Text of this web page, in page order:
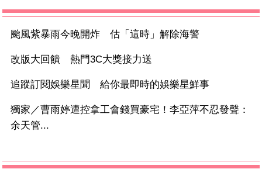
颱風紫暴雨今晚開炸 估「這時」解除海警
改版大回饋 熱門3C大獎接力送
追蹤訂閱娛樂星聞 給你最即時的娛樂星鮮事
獨家／曹雨婷遭控拿工會錢買豪宅！李亞萍不忍發聲：
余天管...